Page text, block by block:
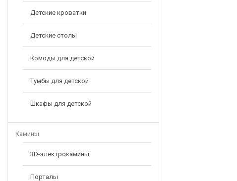
Детские кроватки
Детские столы
Комоды для детской
Тумбы для детской
Шкафы для детской
Камины
3D-электрокамины
Порталы